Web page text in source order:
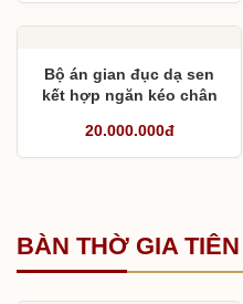
Bộ án gian đục dạ sen
kết hợp ngăn kéo chân
20.000.000đ
BÀN THỜ GIA TIÊN